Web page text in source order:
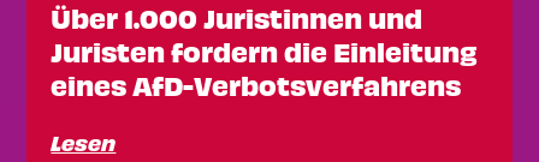
Über 1.000 Juristinnen und
Juristen fordern die Einleitung
eines AfD-Verbotsverfahrens
Lesen